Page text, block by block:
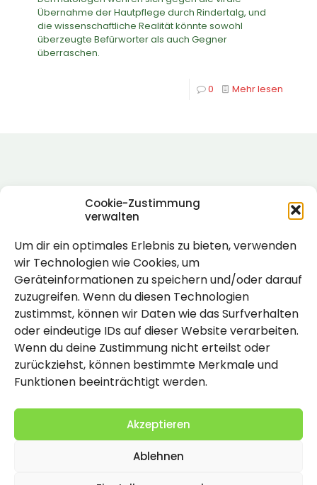
Cookie-Zustimmung
verwalten
Um dir ein optimales Erlebnis zu bieten, verwenden
wir Technologien wie Cookies, um
Geräteinformationen zu speichern und/oder darauf
zuzugreifen. Wenn du diesen Technologien
zustimmst, können wir Daten wie das Surfverhalten
oder eindeutige IDs auf dieser Website verarbeiten.
Wenn du deine Zustimmung nicht erteilst oder
zurückziehst, können bestimmte Merkmale und
Funktionen beeinträchtigt werden.
Akzeptieren
Ablehnen
Übernahme der Hautpflege durch Rindertalg, und
die wissenschaftliche Realität könnte sowohl
überzeugte Befürworter als auch Gegner
überraschen.
0 Mehr lesen
Rechtlich
Impressum
Datenschutzerklärung
Cookie-Richtlinie (EU)